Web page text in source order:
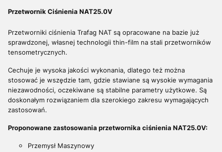
Przetwornik Ciśnienia NAT25.0V
Przetworniki ciśnienia Trafag NAT są opracowane na bazie już
sprawdzonej, własnej technologii thin-film na stali przetworników
tensometrycznych.
Cechuje je wysoka jakości wykonania, dlatego też można
stosować je wszędzie tam, gdzie stawiane są wysokie wymagania
niezawodności, oczekiwane są stabilne parametry użytkowe. Są
doskonałym rozwiązaniem dla szerokiego zakresu wymagających
zastosowań.
Proponowane zastosowania przetwornika ciśnienia NAT25.0V:
Przemysł Maszynowy